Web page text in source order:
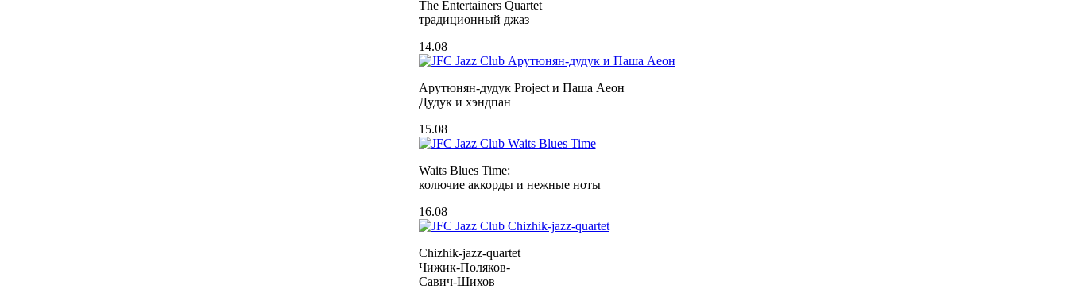
The Entertainers Quartet
традиционный джаз
14.08
Арутюнян-дудук Project и Паша Аеон
Дудук и хэндпан
15.08
Waits Blues Time:
колючие аккорды и нежные ноты
16.08
Chizhik-jazz-quartet
Чижик-Поляков-
Савич-Шихов